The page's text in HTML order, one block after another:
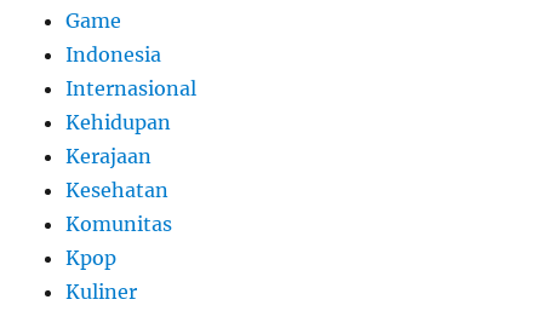
Game
Indonesia
Internasional
Kehidupan
Kerajaan
Kesehatan
Komunitas
Kpop
Kuliner